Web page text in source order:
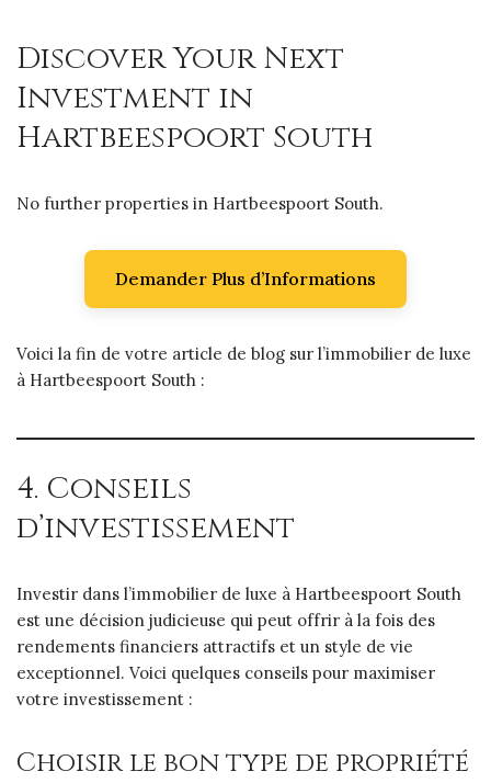
Discover Your Next
Investment in
Hartbeespoort South
No further properties in Hartbeespoort South.
Demander Plus d’Informations
Voici la fin de votre article de blog sur l’immobilier de luxe
à Hartbeespoort South :
4. Conseils
d’investissement
Investir dans l’immobilier de luxe à Hartbeespoort South
est une décision judicieuse qui peut offrir à la fois des
rendements financiers attractifs et un style de vie
exceptionnel. Voici quelques conseils pour maximiser
votre investissement :
Choisir le bon type de propriété